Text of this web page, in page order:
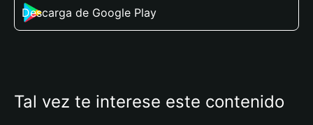
Descarga de Google Play
Tal vez te interese este contenido